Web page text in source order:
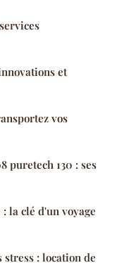
et
vos
puretech 130 : ses
la clé d'un voyage
: location de